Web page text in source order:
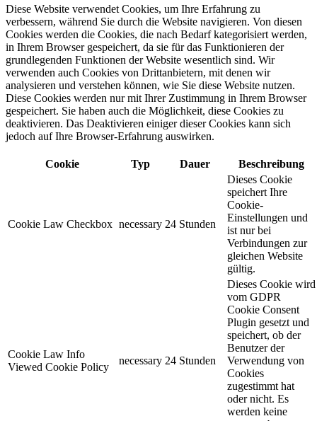
Diese Website verwendet Cookies, um Ihre Erfahrung zu
verbessern, während Sie durch die Website navigieren. Von diesen
Cookies werden die Cookies, die nach Bedarf kategorisiert werden,
in Ihrem Browser gespeichert, da sie für das Funktionieren der
grundlegenden Funktionen der Website wesentlich sind. Wir
verwenden auch Cookies von Drittanbietern, mit denen wir
analysieren und verstehen können, wie Sie diese Website nutzen.
Diese Cookies werden nur mit Ihrer Zustimmung in Ihrem Browser
gespeichert. Sie haben auch die Möglichkeit, diese Cookies zu
deaktivieren. Das Deaktivieren einiger dieser Cookies kann sich
jedoch auf Ihre Browser-Erfahrung auswirken.
Cookie Typ Dauer Beschreibung
Cookie Law Checkbox necessary 24 Stunden
Dieses Cookie
speichert Ihre
Cookie-
Einstellungen und
ist nur bei
Verbindungen zur
gleichen Website
gültig.
Cookie Law Info
Viewed Cookie Policy
necessary 24 Stunden
Dieses Cookie wird
vom GDPR
Cookie Consent
Plugin gesetzt und
speichert, ob der
Benutzer der
Verwendung von
Cookies
zugestimmt hat
oder nicht. Es
werden keine